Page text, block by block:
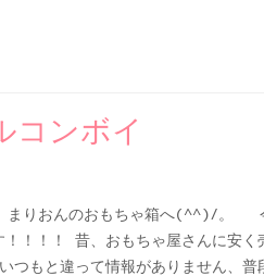
コンボイ
まりおんのおもちゃ箱へ(^^)/。
！！！！ 昔、おもちゃ屋さんに安く
つもと違って情報がありません、